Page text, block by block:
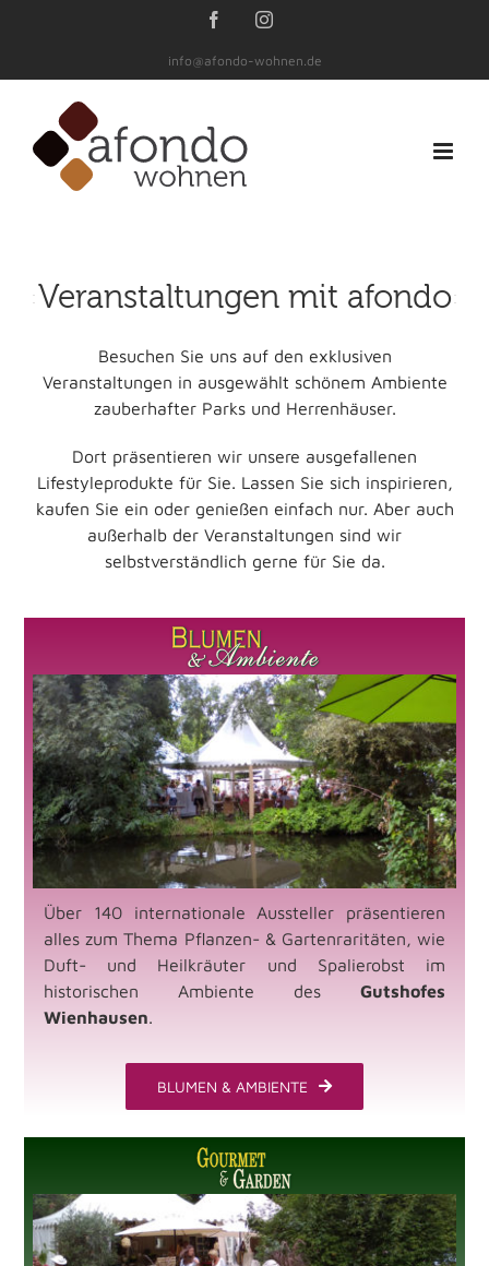
FacebookInstagram
info@afondo-wohnen.de
Veranstaltungen mit afondo
Besuchen Sie uns auf den exklusiven
Veranstaltungen in ausgewählt schönem Ambiente
zauberhafter Parks und Herrenhäuser.
Dort präsentieren wir unsere ausgefallenen
Lifestyleprodukte für Sie. Lassen Sie sich inspirieren,
kaufen Sie ein oder genießen einfach nur. Aber auch
außerhalb der Veranstaltungen sind wir
selbstverständlich gerne für Sie da.
Über 140 internationale Aussteller präsentieren
alles zum Thema Pflanzen- & Gartenraritäten, wie
Duft- und Heilkräuter und Spalierobst im
historischen Ambiente desGutshofes
Wienhausen.
BLUMEN & AMBIENTE